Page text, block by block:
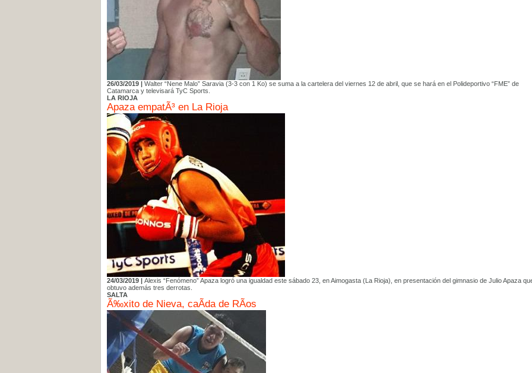
26/03/2019 | Walter “Nene Malo” Saravia (3-3 con 1 Ko) se suma a la cartelera del viernes 12 de abril, que se hará en el Polideportivo “FME” de
Catamarca y televisará TyC Sports.
LA RIOJA
Apaza empatÃ³ en La Rioja
24/03/2019 | Alexis “Fenómeno” Apaza logró una igualdad este sábado 23, en Aimogasta (La Rioja), en presentación del gimnasio de Julio Apaza
obtuvo además tres derrotas.
SALTA
Ã‰xito de Nieva, caÃ­da de RÃ­os